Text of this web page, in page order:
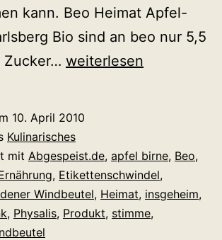
kann. Beo Heimat Apfel-
Bio sind an beo nur 5,5
Zucker… Der
Die
Wahl
zur
dreistesten
weiterlesen
10. April 2010
Kulinarisches
mit Abgespeist.de, apfel birne, Beo,
, Etikettenschwindel,
Windbeutel, Heimat, insgeheim,
, Physalis, Produkt, stimme,